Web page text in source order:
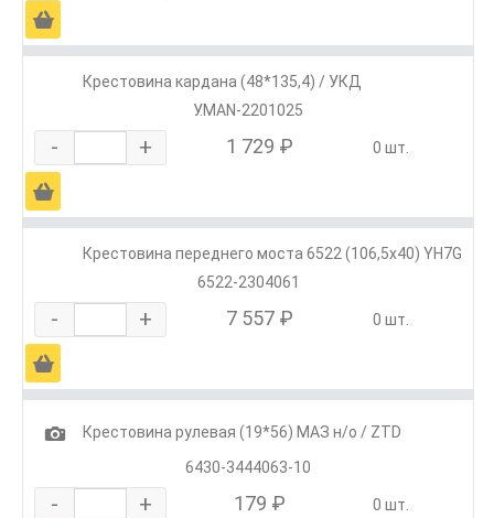
Ä
Крестовина кардана (48*135,4) / УКД
У.MAN-2201025
- + 1 729 ₽ 0 шт.
Ä
Крестовина переднего моста 6522 (106,5х40) YH7G
6522-2304061
- + 7 557 ₽ 0 шт.
Ä
1
Крестовина рулевая (19*56) МАЗ н/о / ZTD
6430-3444063-10
- + 179 ₽ 0 шт.